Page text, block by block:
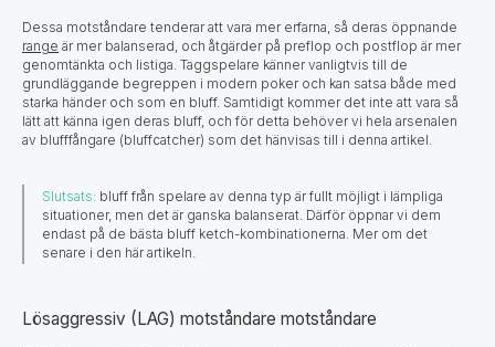
Dessa motståndare tenderar att vara mer erfarna, så deras öppnande
range är mer balanserad, och åtgärder på preflop och postflop är mer
genomtänkta och listiga. Taggspelare känner vanligtvis till de
grundläggande begreppen i modern poker och kan satsa både med
starka händer och som en bluff. Samtidigt kommer det inte att vara så
lätt att känna igen deras bluff, och för detta behöver vi hela arsenalen
av blufffångare (bluffcatcher) som det hänvisas till i denna artikel.
Slutsats: bluff från spelare av denna typ är fullt möjligt i lämpliga
situationer, men det är ganska balanserat. Därför öppnar vi dem
endast på de bästa bluff ketch-kombinationerna. Mer om det
senare i den här artikeln.
Lösaggressiv (LAG) motståndare motståndare